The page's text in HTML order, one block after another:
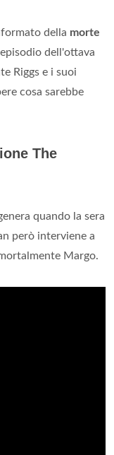
della morte
dell'ottava
Riggs e i suoi
cosa sarebbe
The
quando la sera
però interviene a
Margo.